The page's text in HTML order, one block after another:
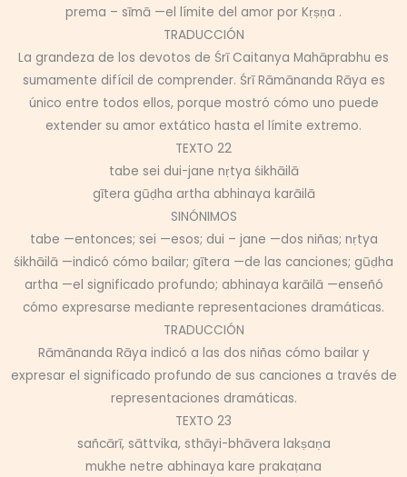
prema – sīmā —el límite del amor por Kṛṣṇa .
TRADUCCIÓN
La grandeza de los devotos de Śrī Caitanya Mahāprabhu es
sumamente difícil de comprender. Śrī Rāmānanda Rāya es
único entre todos ellos, porque mostró cómo uno puede
extender su amor extático hasta el límite extremo.
TEXTO 22
tabe sei dui-jane nṛtya śikhāilā
gītera gūḍha artha abhinaya karāilā
SINÓNIMOS
tabe —entonces; sei —esos; dui – jane —dos niñas; nṛtya
śikhāilā —indicó cómo bailar; gītera —de las canciones; gūḍha
artha —el significado profundo; abhinaya karāilā —enseñó
cómo expresarse mediante representaciones dramáticas.
TRADUCCIÓN
Rāmānanda Rāya indicó a las dos niñas cómo bailar y
expresar el significado profundo de sus canciones a través de
representaciones dramáticas.
TEXTO 23
sañcārī, sāttvika, sthāyi-bhāvera lakṣaṇa
mukhe netre abhinaya kare prakaṭana